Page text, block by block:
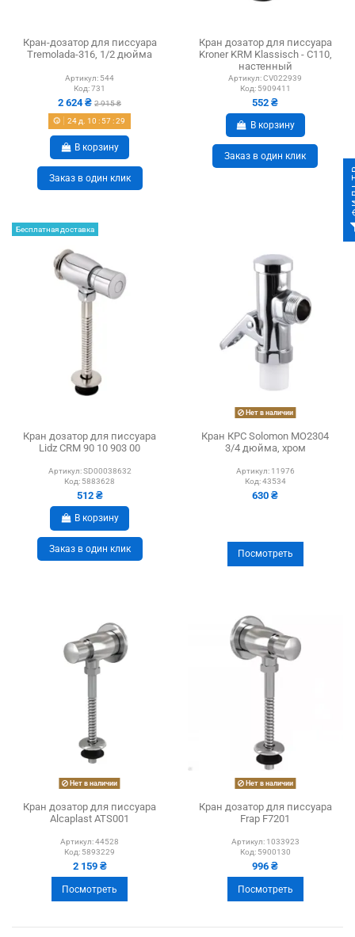
Кран-дозатор для писсуара
Tremolada-316, 1/2 дюйма
Артикул: 544
Код:731
2 624 ₴2 915 ₴
24 д. 10 : 57:28
В корзину
Заказ в один клик
Кран дозатор для писсуара
Kroner KRM Klassisch - C110,
настенный
Артикул: CV022939
Код: 5909411
552 ₴
В корзину
Заказ в один клик
Бесплатная доставка
Кран дозатор для писсуара
Lidz CRM 90 10 903 00
Артикул: SD00038632
Код: 5883628
512 ₴
В корзину
Заказ в один клик
Нет в наличии
Кран КРС Solomon MO2304
3/4 дюйма, хром
Артикул: 11976
Код:43534
630 ₴
Посмотреть
Нет в наличии
Кран дозатор для писсуара
Alcaplast ATS001
Артикул:44528
Код: 5893229
2 159 ₴
Посмотреть
Нет в наличии
Кран дозатор для писсуара
Frap F7201
Артикул: 1033923
Код: 5900130
996 ₴
Посмотреть